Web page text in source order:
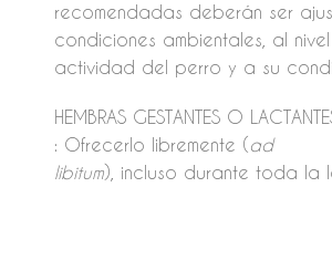
recomendadas deberán ser
condiciones ambientales, al
actividad del perro y a su
HEMBRAS GESTANTES O
: Ofrecerlo libremente (ad
libitum), incluso durante toda la